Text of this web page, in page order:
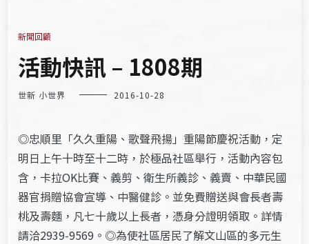
新聞回顧
活動快訊 – 1808期
世新 小世界 2016-10-28
◎忠順里「久久重陽、歌聲飛揚」重陽節慶祝活動，定
明日上午十時至十二時，於極品社區舉行，活動內容包
含，卡拉OK比賽、義剪、衛生所義診、義賣、中華民國
器官捐贈協會宣導、中醫健診。並免費贈送與會長者壽
桃及壽麵，凡七十歲以上長者，憑身分證明領取。詳情
請洽2939-9569。◎為使社區居民了解文山區的多元生